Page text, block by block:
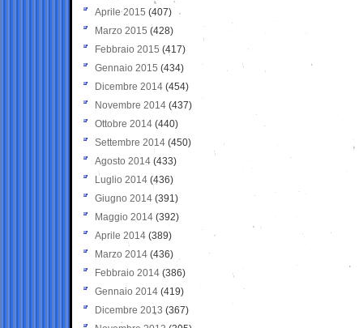
Aprile 2015 (407)
Marzo 2015 (428)
Febbraio 2015 (417)
Gennaio 2015 (434)
Dicembre 2014 (454)
Novembre 2014 (437)
Ottobre 2014 (440)
Settembre 2014 (450)
Agosto 2014 (433)
Luglio 2014 (436)
Giugno 2014 (391)
Maggio 2014 (392)
Aprile 2014 (389)
Marzo 2014 (436)
Febbraio 2014 (386)
Gennaio 2014 (419)
Dicembre 2013 (367)